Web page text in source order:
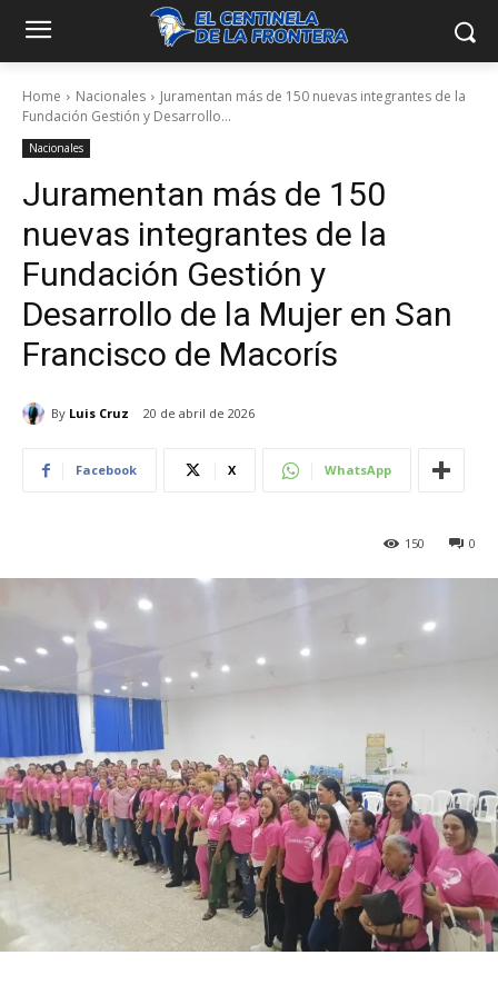
Home Nacionales
Juramentan más de 150 nuevas integrantes de la
Fundación Gestión y Desarrollo...
Nacionales
Juramentan más de 150
nuevas integrantes de la
Fundación Gestión y
Desarrollo de la Mujer en San
Francisco de Macorís
By Luis Cruz 20 de abril de 2026
Facebook X WhatsApp
0
150